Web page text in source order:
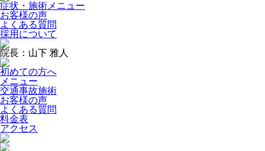
症状・施術メニュー
お客様の声
よくある質問
採用について
院長：山下 雅人
初めての方へ
メニュー
交通事故施術
お客様の声
よくある質問
料金表
アクセス